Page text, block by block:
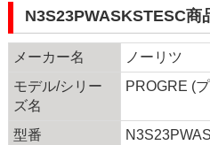
N3S23PWASKSTESC商
メーカー名
ノーリツ
モデル/シリー
ズ名
PROGRE (
型番